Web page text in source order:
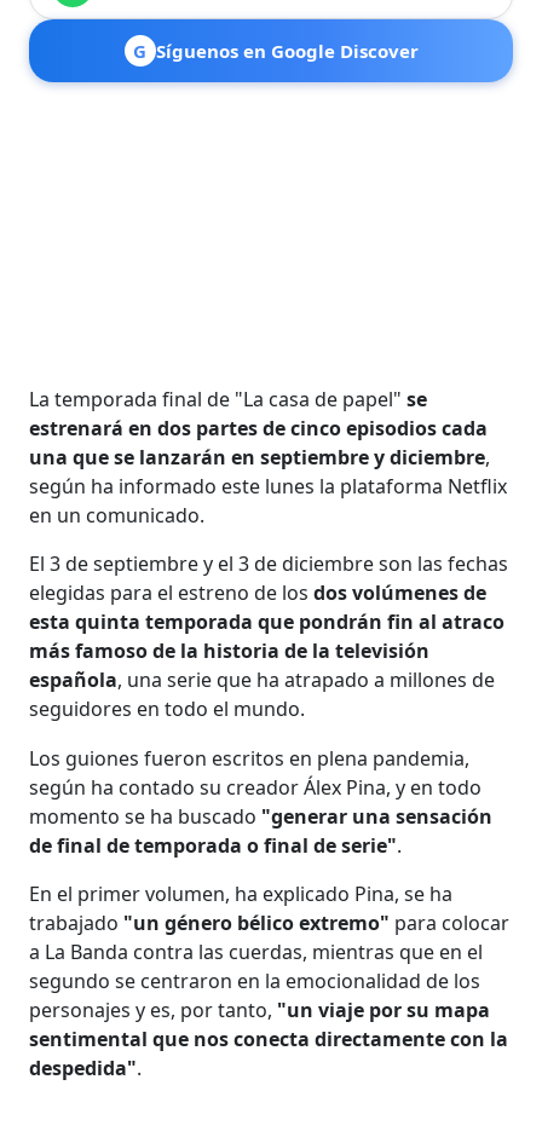
G Síguenos en Google Discover
La temporada final de "La casa de papel"se
estrenará en dos partes de cinco episodios cada
una que se lanzarán en septiembre y diciembre,
según ha informado este lunes la plataforma Netflix
en un comunicado.
El 3 de septiembre y el 3 de diciembre son las fechas
elegidas para el estreno de losdos volúmenes de
esta quinta temporada que pondrán fin al atraco
más famoso de la historia de la televisión
española, una serie que ha atrapado a millones de
seguidores en todo el mundo.
Los guiones fueron escritos en plena pandemia,
según ha contado su creador Álex Pina, y en todo
momento se ha buscado "generar una sensación
de final de temporada o final de serie".
En el primer volumen, ha explicado Pina, se ha
trabajado "un género bélico extremo" para colocar
a La Banda contra las cuerdas, mientras que en el
segundo se centraron en la emocionalidad de los
personajes y es, por tanto, "un viaje por su mapa
sentimental que nos conecta directamente con la
despedida".